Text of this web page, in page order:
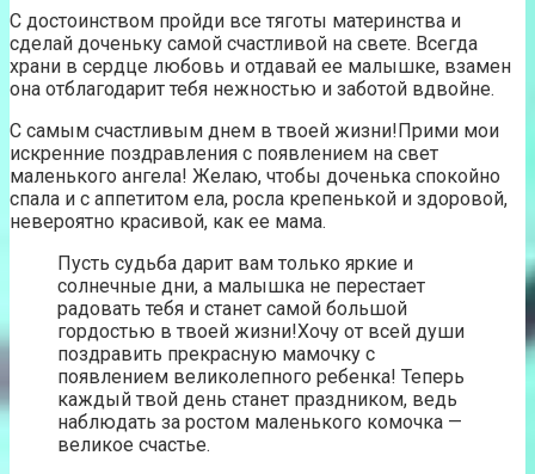
С достоинством пройди все тяготы материнства и
сделай доченьку самой счастливой на свете. Всегда
храни в сердце любовь и отдавай ее малышке, взамен
она отблагодарит тебя нежностью и заботой вдвойне.
С самым счастливым днем в твоей жизни!Прими мои
искренние поздравления с появлением на свет
маленького ангела! Желаю, чтобы доченька спокойно
спала и с аппетитом ела, росла крепенькой и здоровой,
невероятно красивой, как ее мама.
Пусть судьба дарит вам только яркие и
солнечные дни, а малышка не перестает
радовать тебя и станет самой большой
гордостью в твоей жизни!Хочу от всей души
поздравить прекрасную мамочку с
появлением великолепного ребенка! Теперь
каждый твой день станет праздником, ведь
наблюдать за ростом маленького комочка —
великое счастье.